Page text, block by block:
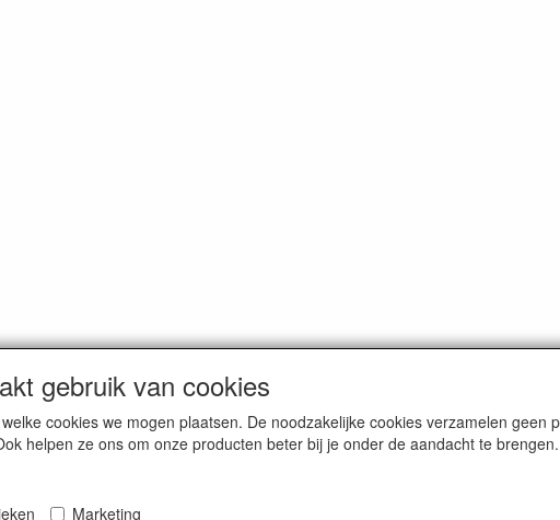
gebruik van cookies
cookies we mogen plaatsen. De noodzakelijke cookies verzamelen
helpen ze ons om onze producten beter bij je onder de aandacht te
Marketing